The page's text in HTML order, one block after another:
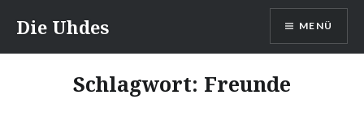
Inhalt
springen
Die Uhdes MENÜ
Schlagwort: Freunde